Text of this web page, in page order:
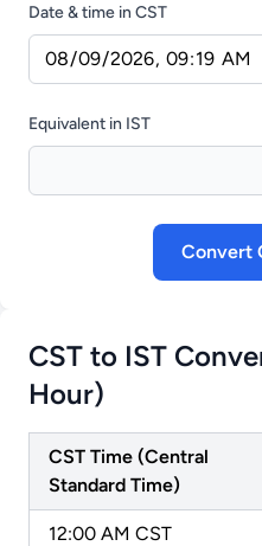
Date & time in CST
Equivalent in IST
Convert
CST to IST
Hour)
CST Time (Central
Standard Time)
12:00 AM CST